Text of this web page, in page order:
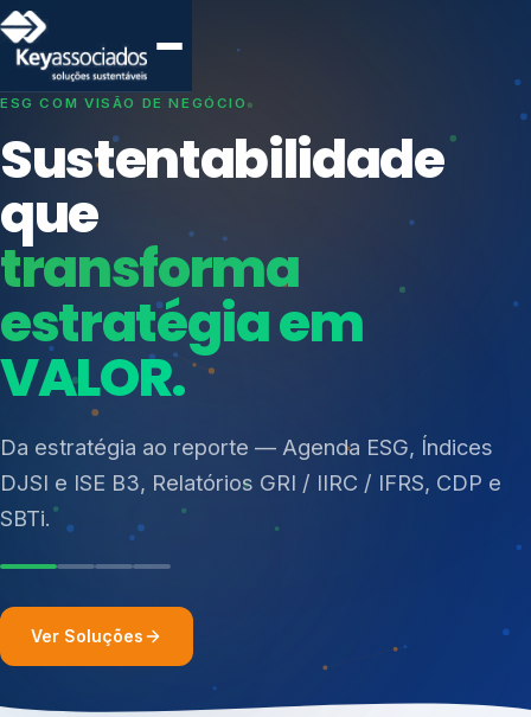
SISTEMAS DE GESTÃO OTIMIZADOS E INTEGRADOS
Conformidade que
protege seu
negócio.
Consultoria, auditoria e treinamentos em ISO 27001,
ISO 27701, ISO 42001, ISO 37001, ISO 9001, ISO
14001, ISO 45001, ONA e PNQ — Gestão de
resíduos sólidos (PGRS/PMGRS).
Índices de Mercado
Mudanças Climáticas
Reputação e Cadeia
Reporte Regulatório
Ver Soluções